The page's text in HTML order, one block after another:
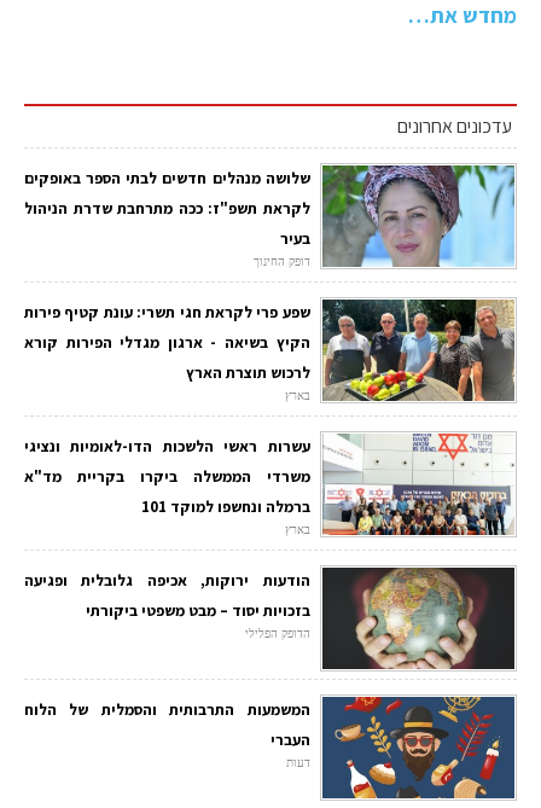
מחדש את…
עדכונים אחרונים
שלושה מנהלים חדשים לבתי הספר באופקים
לקראת תשפ"ז: ככה מתרחבת שדרת הניהול
בעיר
דופק החינוך
שפע פרי לקראת חגי תשרי: עונת קטיף פירות
הקיץ בשיאה - ארגון מגדלי הפירות קורא
לרכוש תוצרת הארץ
בארץ
עשרות ראשי הלשכות הדו-לאומיות ונציגי
משרדי הממשלה ביקרו בקריית מד"א
ברמלה ונחשפו למוקד 101
בארץ
הודעות ירוקות, אכיפה גלובלית ופגיעה
בזכויות יסוד – מבט משפטי ביקורתי
הדופק הפלילי
המשמעות התרבותית והסמלית של הלוח
העברי
דעות